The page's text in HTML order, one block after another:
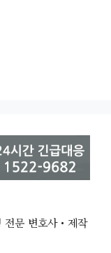
문 변호사• 제작